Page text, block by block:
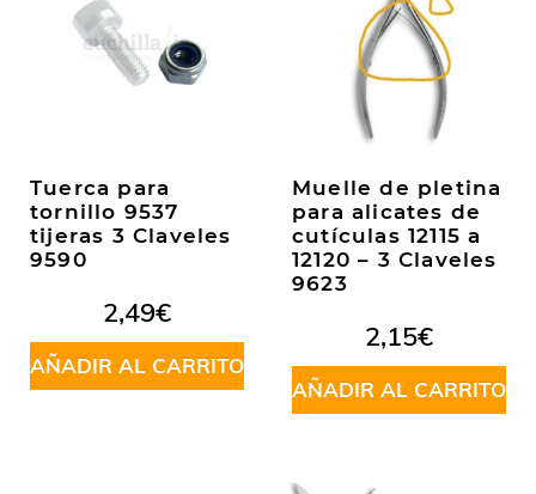
Tuerca para
tornillo 9537
tijeras 3 Claveles
9590
2,49€
AÑADIR AL CARRITO
Muelle de pletina
para alicates de
cutículas 12115 a
12120 – 3 Claveles
9623
2,15€
AÑADIR AL CARRITO